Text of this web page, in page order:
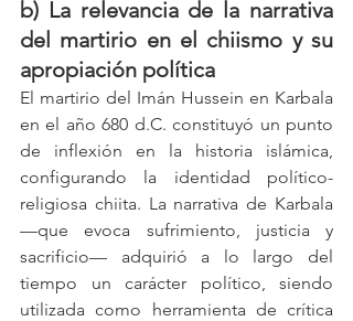
b) La relevancia de la narrativa
del martirio en el chiismo y su
apropiación política
El martirio del Imán Hussein en Karbala
en el año 680 d.C. constituyó un punto
de inflexión en la historia islámica,
configurando la identidad político-
religiosa chiita. La narrativa de Karbala
—que evoca sufrimiento, justicia y
sacrificio— adquirió a lo largo del
tiempo un carácter político, siendo
utilizada como herramienta de crítica